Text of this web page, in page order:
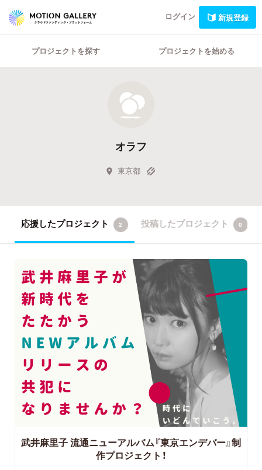
ログイン 新規登録
プロジェクトを探す プロジェクトを始める
オラフ
東京都
応援したプロジェクト 2 投稿したプロジェクト 0
武井麻里子流通ニューアルバム『東京エンデバー』制
作プロジェクト！